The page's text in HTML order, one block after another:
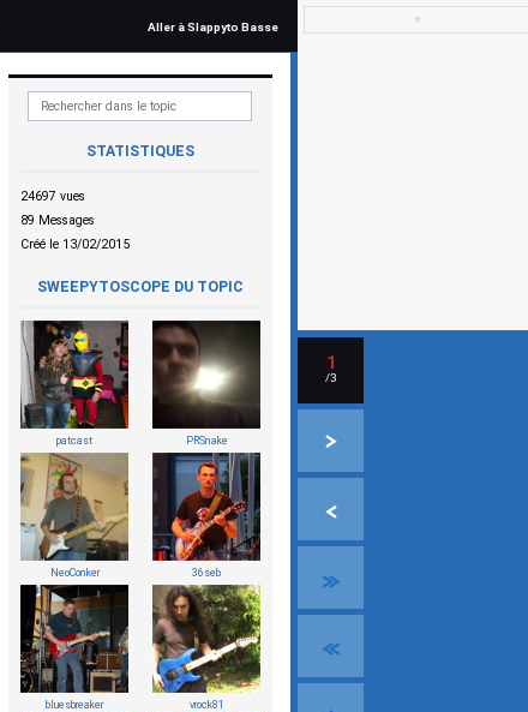
Aller à Slappyto Basse
STATISTIQUES
24697 vues
89 Messages
Créé le 13/02/2015
SWEEPYTOSCOPE DU TOPIC
patcast PRSnake
NeoConker 36seb
bluesbreaker vrock81
1
/3
▼